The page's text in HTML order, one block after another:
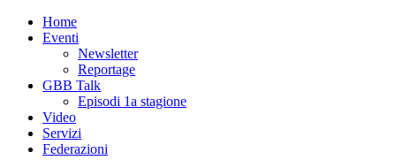
Home
Eventi
Newsletter
Reportage
GBB Talk
Episodi 1a stagione
Video
Servizi
Federazioni